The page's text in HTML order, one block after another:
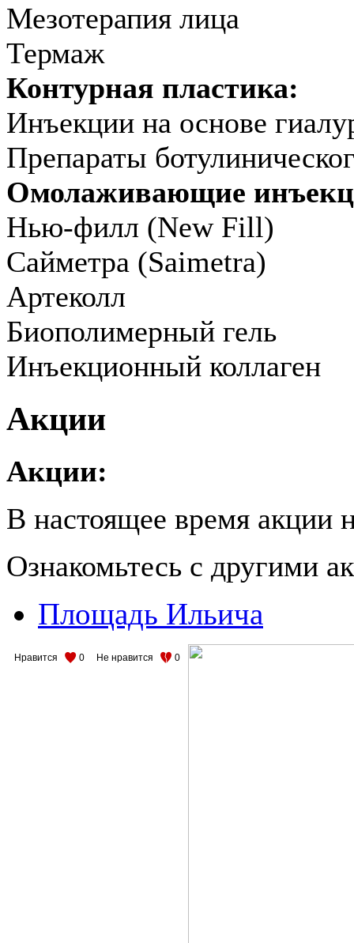
Мезотерапия лица
Термаж
Контурная пластика:
Инъекции на основе
Препараты
Омолаживающие
Нью-филл (New Fill)
Сайметра (Saimetra)
Артеколл
Биополимерный гель
Инъекционный коллаген
Акции
Акции:
В настоящее время акции
Ознакомьтесь с другими
Площадь Ильича
Нравится 0 Не нравится 0